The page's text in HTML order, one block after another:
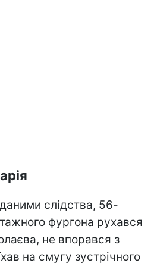
слідства, 56-
фургона рухався
не впорався з
на смугу зустрічного